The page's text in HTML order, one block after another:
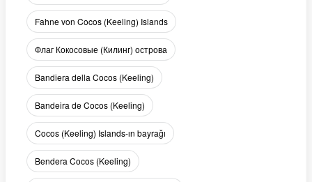
Fahne von Cocos (Keeling) Islands
Флаг Кокосовые (Килинг) острова
Bandiera della Cocos (Keeling)
Bandeira de Cocos (Keeling)
Cocos (Keeling) Islands-ın bayrağı
Bendera Cocos (Keeling)